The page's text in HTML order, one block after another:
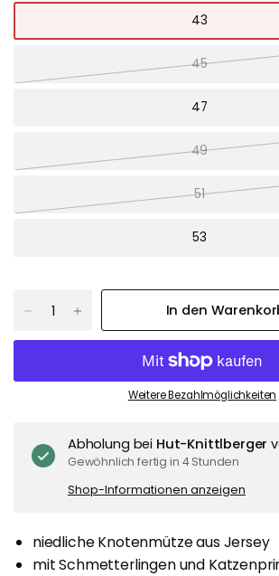
43
45
47
49
51
53
In den
Weitere Bezahlmöglichkeiten
Abholung bei Hut-Knittlberger
Gewöhnlich fertig in 4 Stunden
Shop-Informationen anzeigen
niedliche Knotenmütze aus Jersey
mit Schmetterlingen und